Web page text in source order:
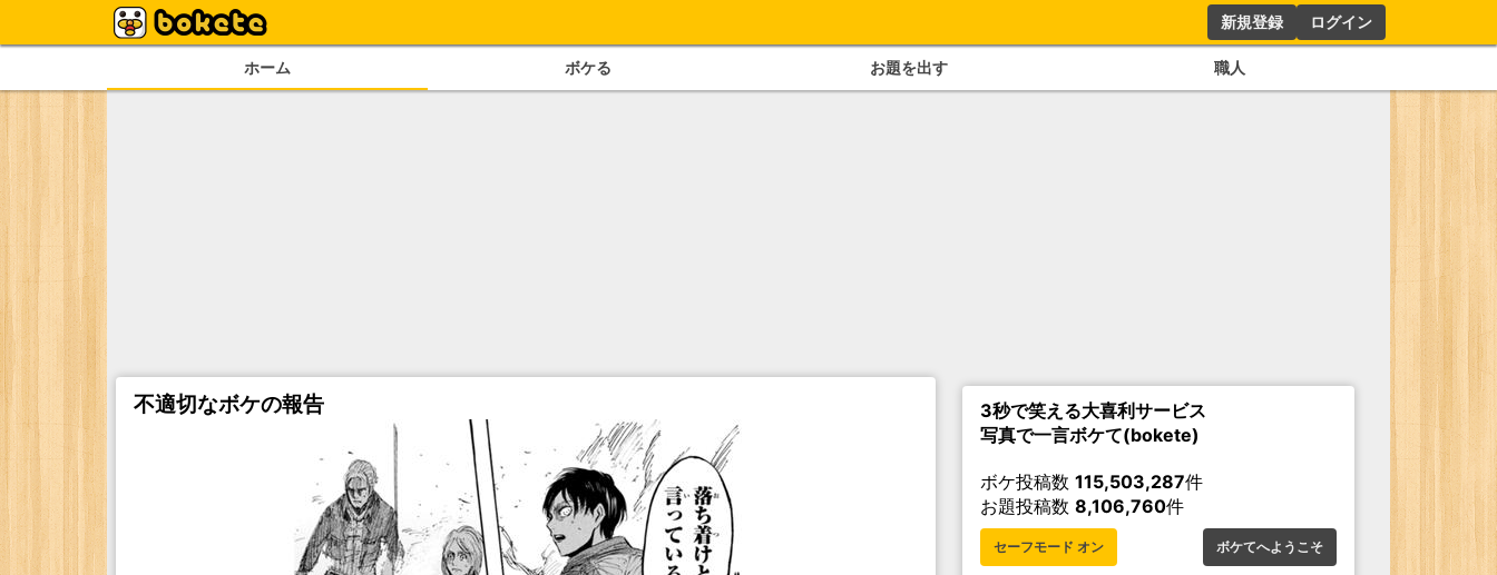
新規登録 ログイン
ホーム ボケる お題を出す 職人
不適切なボケの報告
3秒で笑える大喜利サービス
写真で一言ボケて(bokete)
ボケ投稿数 115,503,287件
お題投稿数 8,106,760件
セーフモード オン ボケてへようこそ